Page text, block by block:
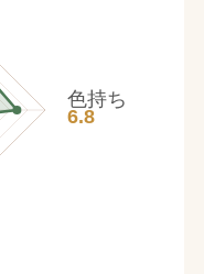
色持ち
6.8